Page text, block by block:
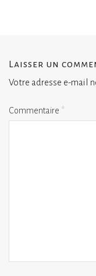
Laisser un
Votre adresse e-mail
Commentaire *